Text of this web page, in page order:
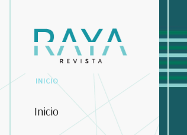
INICIO
Inicio